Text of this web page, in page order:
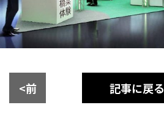
<前 記事に戻る